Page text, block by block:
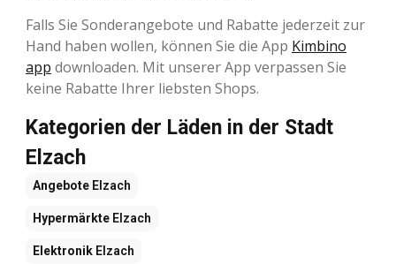
Falls Sie Sonderangebote und Rabatte jederzeit zur
Hand haben wollen, können Sie die App Kimbino
app downloaden. Mit unserer App verpassen Sie
keine Rabatte Ihrer liebsten Shops.
Kategorien der Läden in der Stadt
Elzach
Angebote Elzach
Hypermärkte Elzach
Elektronik Elzach